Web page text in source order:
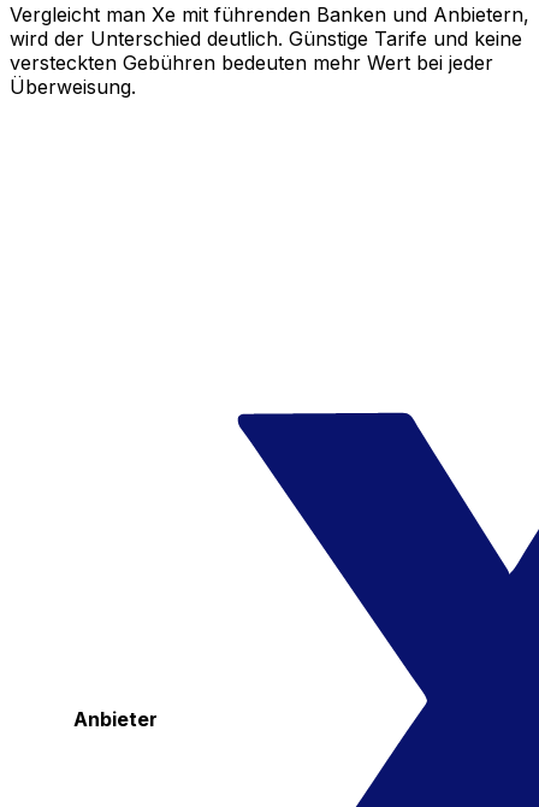
Vergleicht man Xe mit führenden Banken und Anbietern,
wird der Unterschied deutlich. Günstige Tarife und keine
versteckten Gebühren bedeuten mehr Wert bei jeder
Überweisung.
Anbieter